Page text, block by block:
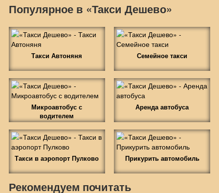
Популярное в «Такси Дешево»
Такси Автоняня Семейное такси
Микроавтобус с
водителем
Аренда автобуса
Такси в аэропорт Пулково Прикурить автомобиль
Рекомендуем почитать